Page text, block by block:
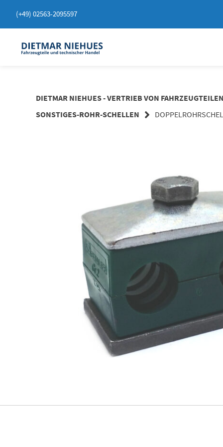
zum
(+49) 02563-2095597
DIETMAR NIEHUES - VERTRIEB VON
SONSTIGES-ROHR-SCHELLEN